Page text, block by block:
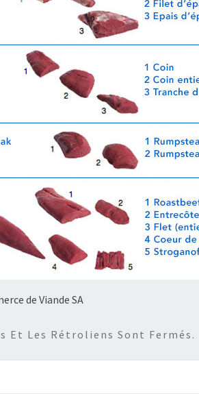
de Viande SA
Et Les Rétroliens Sont Fermés.